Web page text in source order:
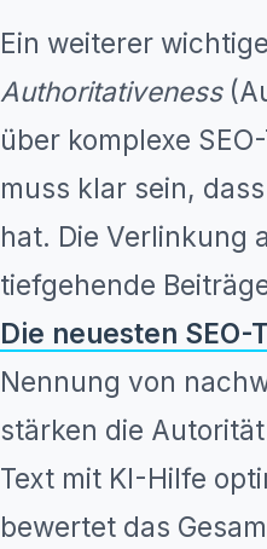
Ein weiterer
Authoritativeness
über komplexe
muss klar sein,
hat. Die Verlinkung
tiefgehende
Die neuesten SEO-
Nennung von
stärken die
Text mit KI-Hilfe
bewertet das